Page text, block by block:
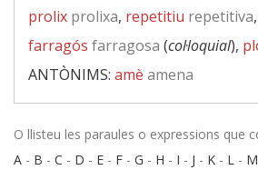
prolix prolixa, repetitiu repetitiva
farragós farragosa (col·loquial),
ANTÒNIMS: amè amena
O llisteu les paraules o expressions que
A - B - C - D - E - F - G - H - I - J - K - L - M